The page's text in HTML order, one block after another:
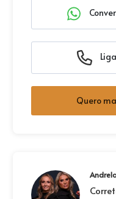
Quero